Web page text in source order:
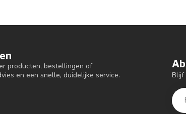
producten, bestellingen of
en een snelle, duidelijke service.
Blijf